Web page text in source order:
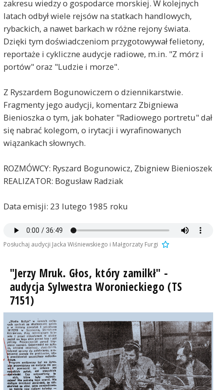
zakresu wiedzy o gospodarce morskiej. W kolejnych
latach odbył wiele rejsów na statkach handlowych,
rybackich, a nawet barkach w różne rejony świata.
Dzięki tym doświadczeniom przygotowywał felietony,
reportaże i cykliczne audycje radiowe, m.in. "Z mórz i
portów" oraz "Ludzie i morze".
Z Ryszardem Bogunowiczem o dziennikarstwie.
Fragmenty jego audycji, komentarz Zbigniewa
Bienioszka o tym, jak bohater "Radiowego portretu" dał
się nabrać kolegom, o irytacji i wyrafinowanych
wiązankach słownych.
ROZMÓWCY: Ryszard Bogunowicz, Zbigniew Bienioszek
REALIZATOR: Bogusław Radziak
Data emisji: 23 lutego 1985 roku
Posłuchaj audycji Jacka Wiśniewskiego i Małgorzaty Furgi
"Jerzy Mruk. Głos, który zamilkł" -
audycja Sylwestra Woronieckiego (TS
7151)